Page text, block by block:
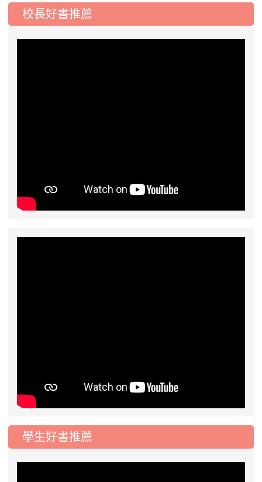
態編班結果公告
2026-07-31
公告
學校對面建案申請8月份「施
工車輛臨停」一案，請各位用路人留意
校長好書推薦
學生好書推薦